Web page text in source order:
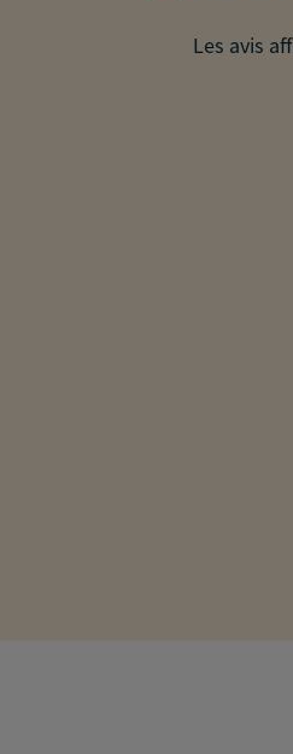
Les avis